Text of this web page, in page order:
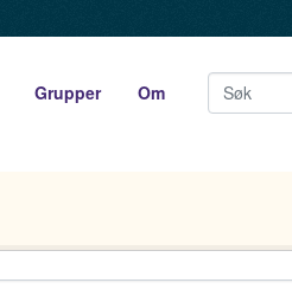
Grupper Om